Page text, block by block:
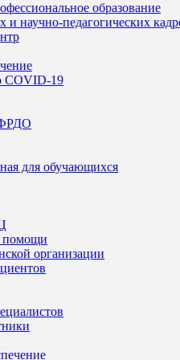
образование
и научно-педагогических
COVID-19
для обучающихся
помощи
организации